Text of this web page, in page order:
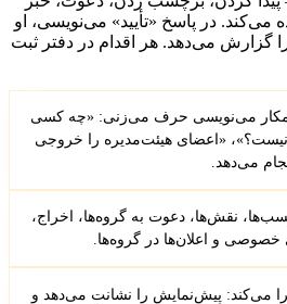
در پاسخ «تأیید» می‌نویسی، او
گزارش می‌دهد. هر اقدام در دفتر ثبت
می‌نویسی حرف می‌زنی: «چه کسی
«اعضای هیئت‌مدیره را خروجی
می‌دهد.
نقش‌ها، دعوت به گروه‌ها، اخراج،
و اعلان‌ها در گروه‌ها.
می‌کند: پیش‌نمایش را نشانت می‌دهد و